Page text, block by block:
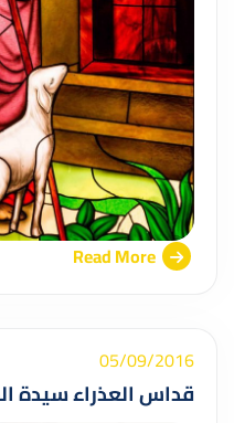
Read More
05/09/2016
قداس العذراء سيدة